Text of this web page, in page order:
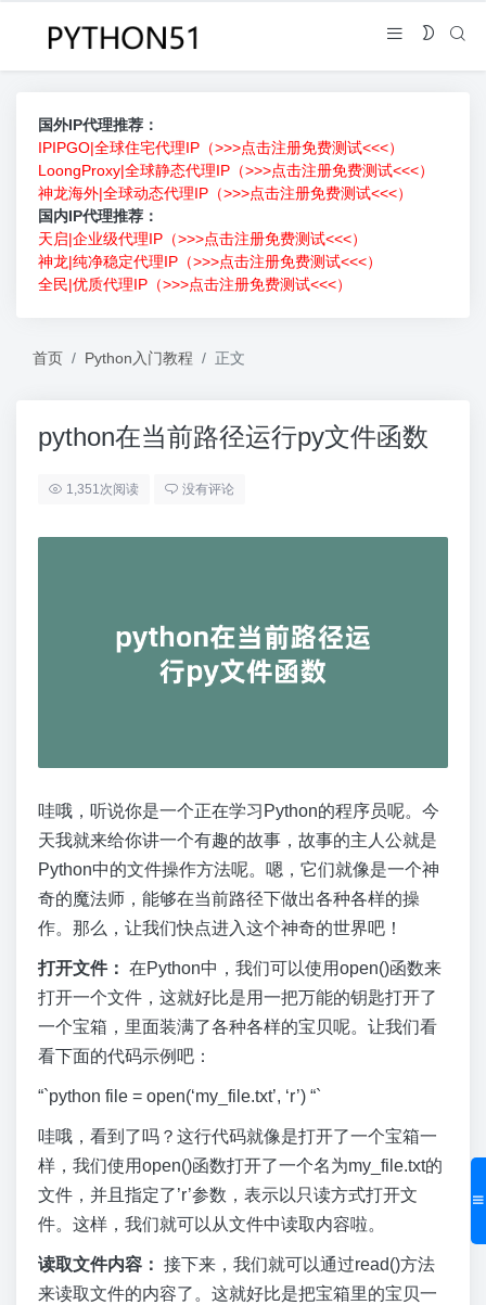
国外IP代理推荐：
IPIPGO|全球住宅代理IP（>>>点击注册免费测试<<<）
LoongProxy|全球静态代理IP（>>>点击注册免费测试<<<）
神龙海外|全球动态代理IP（>>>点击注册免费测试<<<）
国内IP代理推荐：
天启|企业级代理IP（>>>点击注册免费测试<<<）
神龙|纯净稳定代理IP（>>>点击注册免费测试<<<）
全民|优质代理IP（>>>点击注册免费测试<<<）
首页 Python入门教程 正文
python在当前路径运行py文件函数
1,351次阅读 没有评论
哇哦，听说你是一个正在学习Python的程序员呢。今
天我就来给你讲一个有趣的故事，故事的主人公就是
Python中的文件操作方法呢。嗯，它们就像是一个神
奇的魔法师，能够在当前路径下做出各种各样的操
作。那么，让我们快点进入这个神奇的世界吧！
打开文件： 在Python中，我们可以使用open()函数来
打开一个文件，这就好比是用一把万能的钥匙打开了
一个宝箱，里面装满了各种各样的宝贝呢。让我们看
看下面的代码示例吧：
“`python file = open(‘my_file.txt’, ‘r’) “`
哇哦，看到了吗？这行代码就像是打开了一个宝箱一
样，我们使用open()函数打开了一个名为my_file.txt的
文件，并且指定了’r’参数，表示以只读方式打开文
件。这样，我们就可以从文件中读取内容啦。
读取文件内容： 接下来，我们就可以通过read()方法
来读取文件的内容了。这就好比是把宝箱里的宝贝一